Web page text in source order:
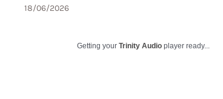
18/06/2026
Getting your Trinity Audio player ready...